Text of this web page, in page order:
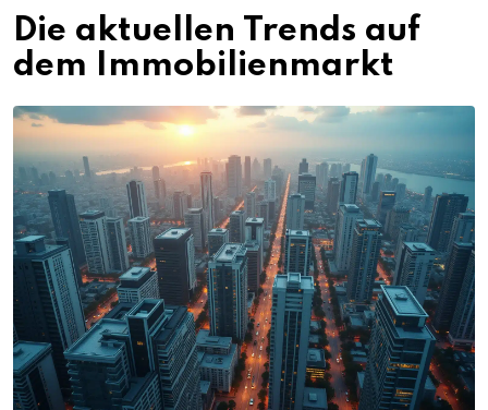
Die aktuellen Trends auf
dem Immobilienmarkt